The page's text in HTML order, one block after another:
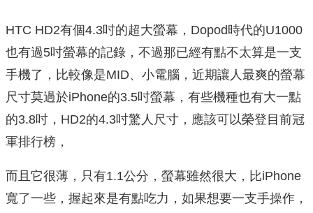
HTC HD2有個4.3吋的超大螢幕，Dopod時代的U1000
也有過5吋螢幕的記錄，不過那已經有點不太算是一支
手機了，比較像是MID、小電腦，近期讓人最爽的螢幕
尺寸莫過於iPhone的3.5吋螢幕，有些機種也有大一點
的3.8吋，HD2的4.3吋驚人尺寸，應該可以榮登目前冠
軍排行榜，
而且它很薄，只有1.1公分，螢幕雖然很大，比iPhone
寬了一些，握起來是有點吃力，如果想要一支手操作，